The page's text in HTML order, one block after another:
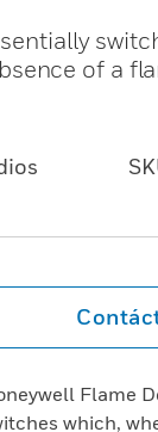
of a
Flame
which,